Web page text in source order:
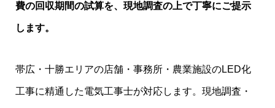
費の回収期間の試算を、現地調査の上で丁寧にご提示
します。
帯広・十勝エリアの店舗・事務所・農業施設のLED化
工事に精通した電気工事士が対応します。現地調査・